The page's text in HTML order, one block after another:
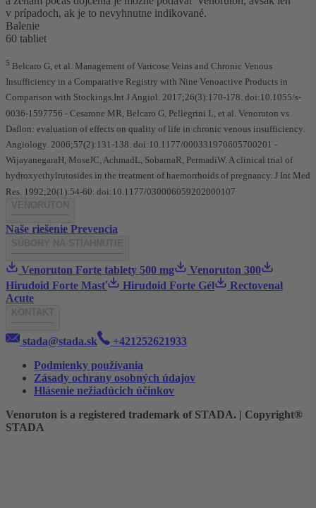
v prípadoch, ak je to nevyhnutne indikované.
Balenie
60 tabliet
5 Belcaro G, et al. Management of Varicose Veins and Chronic Venous
Insufficiency in a Comparative Registry with Nine Venoactive Products in
Comparison with Stockings.Int J Angiol. 2017;26(3):170-178. doi:10.1055/s-
0036-1597756 - Cesarone MR, Belcaro G, Pellegrini L, et al. Venoruton vs
Daflon: evaluation of effects on quality of life in chronic venous insufficiency.
Angiology. 2006;57(2):131-138. doi:10.1177/000331970605700201 -
WijayanegaraH, MoseJC, AchmadL, SobarnaR, PermadiW. A clinical trial of
hydroxyethylrutosides in the treatment of haemorrhoids of pregnancy. J Int Med
Res. 1992;20(1):54-60. doi:10.1177/030006059202000107
Naše riešenie Prevencia
Venoruton Forte tablety 500 mg
Venoruton 300
Hirudoid Forte Masť
Hirudoid Forte Gél
Rectovenal
Acute
stada@stada.sk
+421252621933
Podmienky používania
Zásady ochrany osobných údajov
Hlásenie nežiadúcich účinkov
Venoruton is a registered trademark of STADA. | Copyright®
STADA